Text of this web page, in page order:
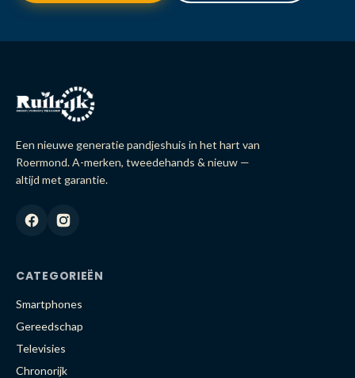
Een nieuwe generatie pandjeshuis in het hart van
Roermond. A-merken, tweedehands & nieuw —
altijd met garantie.
CATEGORIEËN
Smartphones
Gereedschap
Televisies
Chronorijk